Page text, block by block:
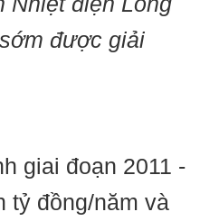
được giải
giai đoạn 2011 -
tỷ đồng/năm và